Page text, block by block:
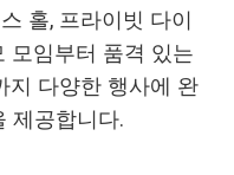
홀, 프라이빗 다이
모임부터 품격 있는
지 다양한 행사에 완
제공합니다.